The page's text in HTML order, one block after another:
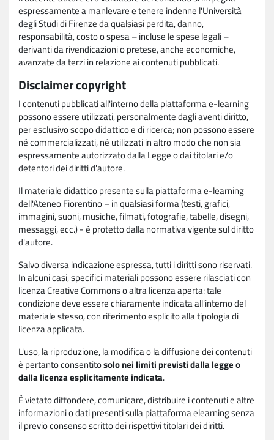
espressamente a manlevare e tenere indenne l'Università
degli Studi di Firenze da qualsiasi perdita, danno,
responsabilità, costo o spesa – incluse le spese legali –
derivanti da rivendicazioni o pretese, anche economiche,
avanzate da terzi in relazione ai contenuti pubblicati.
Disclaimer copyright
I contenuti pubblicati all'interno della piattaforma e-learning
possono essere utilizzati, personalmente dagli aventi diritto,
per esclusivo scopo didattico e di ricerca; non possono essere
né commercializzati, né utilizzati in altro modo che non sia
espressamente autorizzato dalla Legge o dai titolari e/o
detentori dei diritti d'autore.
Il materiale didattico presente sulla piattaforma e-learning
dell'Ateneo Fiorentino – in qualsiasi forma (testi, grafici,
immagini, suoni, musiche, filmati, fotografie, tabelle, disegni,
messaggi, ecc.) - è protetto dalla normativa vigente sul diritto
d'autore.
Salvo diversa indicazione espressa, tutti i diritti sono riservati.
In alcuni casi, specifici materiali possono essere rilasciati con
licenza Creative Commons o altra licenza aperta: tale
condizione deve essere chiaramente indicata all'interno del
materiale stesso, con riferimento esplicito alla tipologia di
licenza applicata.
L'uso, la riproduzione, la modifica o la diffusione dei contenuti
è pertanto consentitosolo nei limiti previsti dalla legge o
dalla licenza esplicitamente indicata.
È vietato diffondere, comunicare, distribuire i contenuti e altre
informazioni o dati presenti sulla piattaforma elearning senza
il previo consenso scritto dei rispettivi titolari dei diritti.